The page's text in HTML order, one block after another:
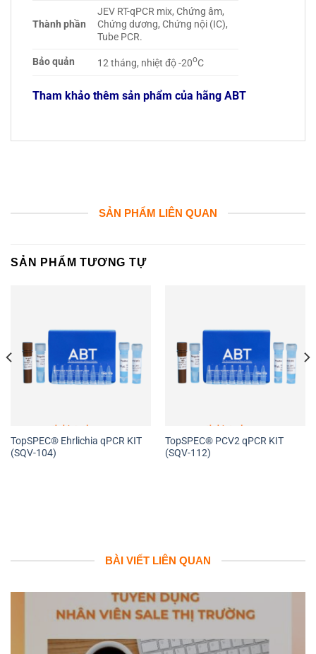
Thành phần
JEV RT-qPCR mix, Chứng âm,
Chứng dương, Chứng nội (IC),
Tube PCR.
Bảo quản 12 tháng, nhiệt độ -20oC
Tham khảo thêm sản phẩm của hãng ABT
SẢN PHẨM LIÊN QUAN
SẢN PHẨM TƯƠNG TỰ
TopSPEC® Ehrlichia qPCR KIT
(SQV-104)
TopSPEC® PCV2 qPCR KIT
(SQV-112)
BÀI VIẾT LIÊN QUAN